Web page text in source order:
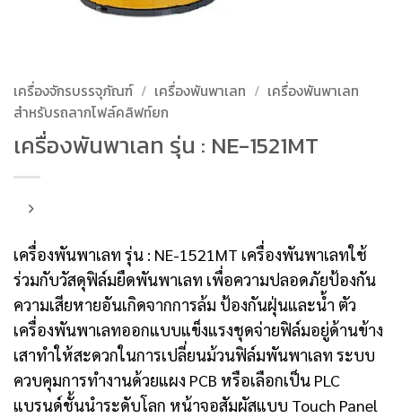
เครื่องจักรบรรจุภัณฑ์ / เครื่องพันพาเลท / เครื่องพันพาเลท
สำหรับรถลากโฟล์คลิฟท์ยก
เครื่องพันพาเลท รุ่น : NE-1521MT
เครื่องพันพาเลท รุ่น : NE-1521MT เครื่องพันพาเลทใช้
ร่วมกับวัสดุฟิล์มยืดพันพาเลท เพื่อความปลอดภัยป้องกัน
ความเสียหายอันเกิดจากการล้ม ป้องกันฝุ่นและน้ำ ตัว
เครื่องพันพาเลทออกแบบแข็งแรงชุดจ่ายฟิล์มอยู่ด้านข้าง
เสาทำให้สะดวกในการเปลี่ยนม้วนฟิล์มพันพาเลท ระบบ
ควบคุมการทำงานด้วยแผง PCB หรือเลือกเป็น PLC
แบรนด์ชั้นนำระดับโลก หน้าจอสัมผัสแบบ Touch Panel